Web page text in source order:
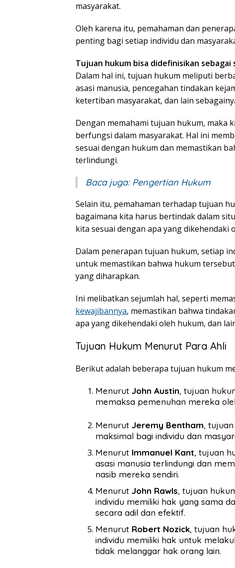
masyarakat.
Oleh karena itu, pemahaman dan
penting bagi setiap individu dan
Tujuan hukum bisa didefinisikan
Dalam hal ini, tujuan hukum meliputi
asasi manusia, pencegahan tindakan
ketertiban masyarakat, dan lain
Dengan memahami tujuan hukum, maka
berfungsi dalam masyarakat. Hal ini
sesuai dengan hukum dan memastikan
terlindungi.
Baca juga: Pengertian Hukum
Selain itu, pemahaman terhadap tujuan
bagaimana kita harus bertindak dalam
kita sesuai dengan apa yang dikehendaki
Dalam penerapan tujuan hukum, setiap
untuk memastikan bahwa hukum
yang diharapkan.
Ini melibatkan sejumlah hal, seperti
kewajibannya, memastikan bahwa
apa yang dikehendaki oleh hukum, dan
Tujuan Hukum Menurut Para Ahli
Berikut adalah beberapa tujuan hukum
Menurut John Austin, tujuan
memaksa pemenuhan mereka
Menurut Jeremy Bentham,
maksimal bagi individu dan
Menurut Immanuel Kant, tujuan
asasi manusia terlindungi dan
nasib mereka sendiri.
Menurut John Rawls, tujuan
individu memiliki hak yang sama
secara adil dan efektif.
Menurut Robert Nozick, tujuan
individu memiliki hak untuk
tidak melanggar hak orang lain.